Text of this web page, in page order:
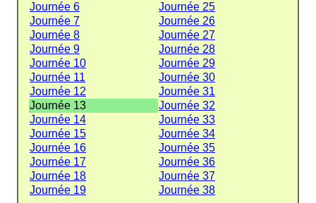
Journée 6
Journée 25
Journée 7
Journée 26
Journée 8
Journée 27
Journée 9
Journée 28
Journée 10
Journée 29
Journée 11
Journée 30
Journée 12
Journée 31
Journée 13
Journée 32
Journée 14
Journée 33
Journée 15
Journée 34
Journée 16
Journée 35
Journée 17
Journée 36
Journée 18
Journée 37
Journée 19
Journée 38